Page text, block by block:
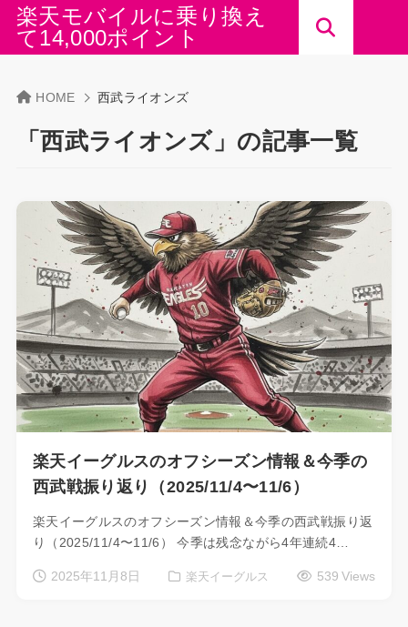
楽天モバイルに乗り換え
て14,000ポイント
HOME 西武ライオンズ
「西武ライオンズ」の記事一覧
楽天イーグルスのオフシーズン情報＆今季の
西武戦振り返り（2025/11/4〜11/6）
楽天イーグルスのオフシーズン情報＆今季の西武戦振り返
り（2025/11/4〜11/6） 今季は残念ながら4年連続4…
2025年11月8日 楽天イーグルス 539 Views